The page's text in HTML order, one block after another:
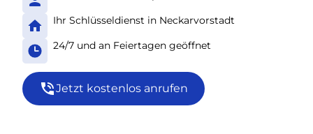
Ihr Schlüsseldienst in Neckarvorstadt
24/7 und an Feiertagen geöffnet
Jetzt kostenlos anrufen